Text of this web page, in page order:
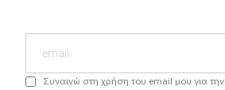
Συναινώ στη χρήση του email μου για